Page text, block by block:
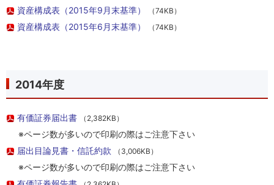
資産構成表（2015年9月末基準） （74KB）
資産構成表（2015年6月末基準） （74KB）
2014年度
有価証券届出書 （2,382KB）
※ページ数が多いので印刷の際はご注意下さい
届出目論見書・信託約款
（3,006KB）
※ページ数が多いので印刷の際はご注意下さい